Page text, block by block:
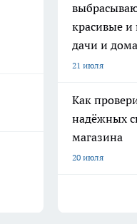
красивые
дачи и дома
21 июля
Как
надёжных
магазина
20 июля